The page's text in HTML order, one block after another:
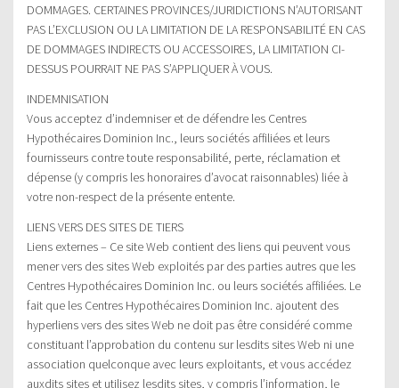
DOMMAGES. CERTAINES PROVINCES/JURIDICTIONS N’AUTORISANT
PAS L’EXCLUSION OU LA LIMITATION DE LA RESPONSABILITÉ EN CAS
DE DOMMAGES INDIRECTS OU ACCESSOIRES, LA LIMITATION CI-
DESSUS POURRAIT NE PAS S’APPLIQUER À VOUS.
INDEMNISATION
Vous acceptez d’indemniser et de défendre les Centres
Hypothécaires Dominion Inc., leurs sociétés affiliées et leurs
fournisseurs contre toute responsabilité, perte, réclamation et
dépense (y compris les honoraires d’avocat raisonnables) liée à
votre non-respect de la présente entente.
LIENS VERS DES SITES DE TIERS
Liens externes – Ce site Web contient des liens qui peuvent vous
mener vers des sites Web exploités par des parties autres que les
Centres Hypothécaires Dominion Inc. ou leurs sociétés affiliées. Le
fait que les Centres Hypothécaires Dominion Inc. ajoutent des
hyperliens vers des sites Web ne doit pas être considéré comme
constituant l’approbation du contenu sur lesdits sites Web ni une
association quelconque avec leurs exploitants, et vous accédez
auxdits sites et utilisez lesdits sites, y compris l’information, le